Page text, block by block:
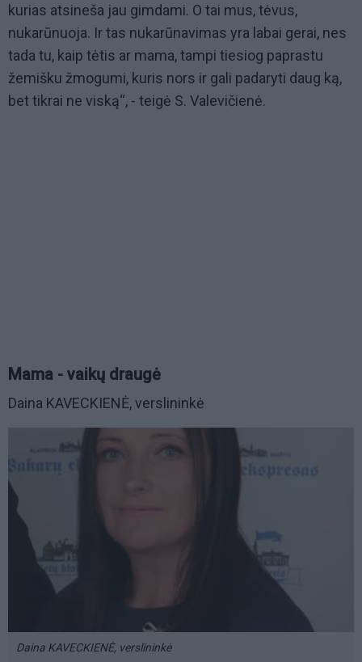
kurias atsineša jau gimdami. O tai mus, tėvus,
nukarūnuoja. Ir tas nukarūnavimas yra labai gerai, nes
tada tu, kaip tėtis ar mama, tampi tiesiog paprastu
žemišku žmogumi, kuris nors ir gali padaryti daug ką,
bet tikrai ne viską“, - teigė S. Valevičienė.
Mama - vaikų draugė
Daina KAVECKIENĖ, verslininkė
Daina KAVECKIENĖ, verslininkė